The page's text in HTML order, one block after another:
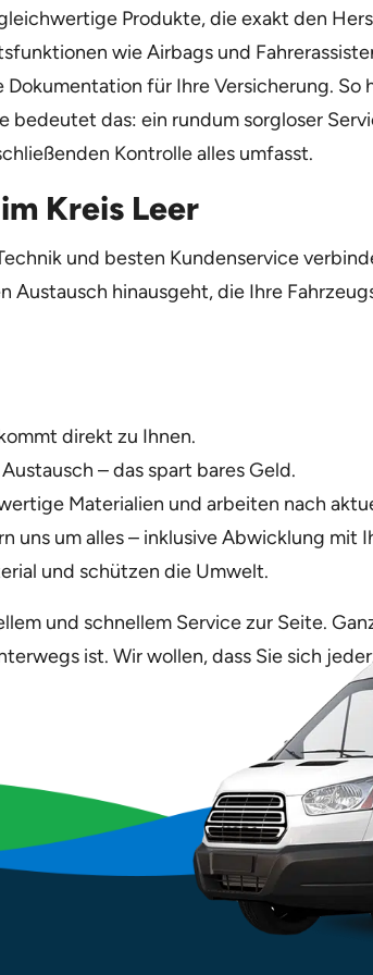
Produkte, die exakt den
wie Airbags und
für Ihre Versicherung. So
das: ein rundum sorgloser
Kontrolle alles umfasst.
Kreis Leer
und besten Kundenservice
Austausch hinausgeht, die Ihre
direkt zu Ihnen.
– das spart bares Geld.
Materialien und arbeiten nach
uns um alles – inklusive Abwicklung mit
und schützen die Umwelt.
und schnellem Service zur Seite.
ist. Wir wollen, dass Sie sich